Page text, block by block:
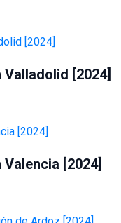
[2024]
[2024]